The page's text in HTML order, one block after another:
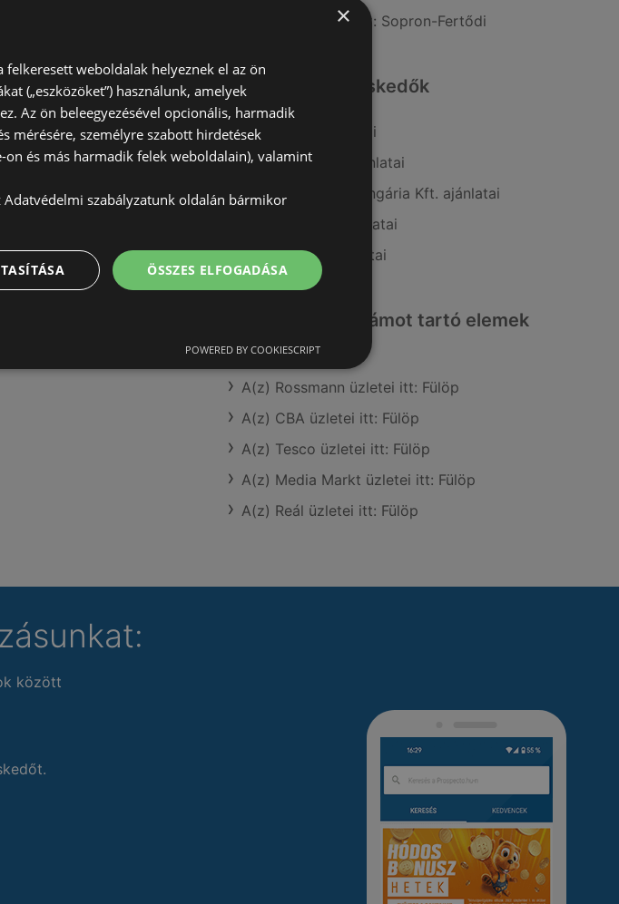
A(z) Reál üzletei itt: Sopron-Fertődi
Hasonló kiskereskedők
A(z) Privát ajánlatai
A(z) Müller HU ajánlatai
A(z) Fressnapf-Hungária Kft. ajánlatai
A(z) Interspar ajánlatai
A(z) G'Roby ajánlatai
Érdeklődésre számot tartó elemek
itt:
A(z) Rossmann üzletei itt: Fülöp
A(z) CBA üzletei itt: Fülöp
A(z) Tesco üzletei itt: Fülöp
A(z) Media Markt üzletei itt: Fülöp
A(z) Reál üzletei itt: Fülöp
között
×
weboldalak helyeznek el az ön
(„eszközöket”) használunk, amelyek
Az ön beleegyezésével opcionális, harmadik
mérésére, személyre szabott hirdetések
on és más harmadik felek weboldalain), valamint
szabályzatunk oldalán bármikor
ÖSSZES ELFOGADÁSA
POWERED BY COOKIESCRIPT